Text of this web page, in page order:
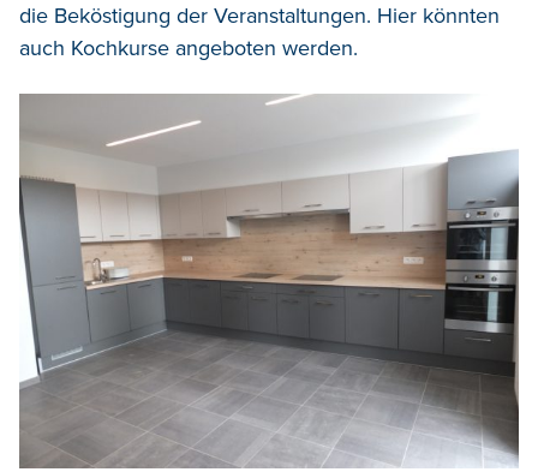
die Beköstigung der Veranstaltungen. Hier könnten
auch Kochkurse angeboten werden.